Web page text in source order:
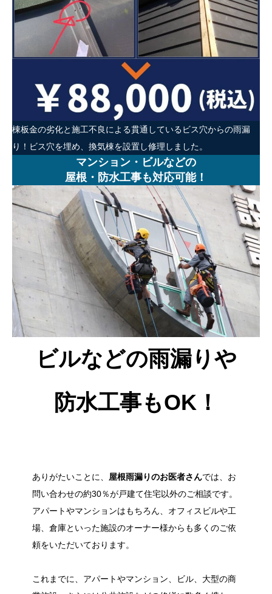
棟板金の劣化と施工不良による貫通しているビス穴からの雨漏
り！ビス穴を埋め、換気棟を設置し修理しました。
マンション・ビルなどの
屋根・防水工事も対応可能！
ビルなどの雨漏りや
防水工事もOK！
ありがたいことに、 屋根雨漏りのお医者さんでは、お
問い合わせの約30％が戸建て住宅以外のご相談です。
アパートやマンションはもちろん、オフィスビルや工
場、倉庫といった施設のオーナー様からも多くのご依
頼をいただいております。
これまでに、アパートやマンション、ビル、大型の商